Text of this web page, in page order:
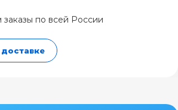
заказы по всей России